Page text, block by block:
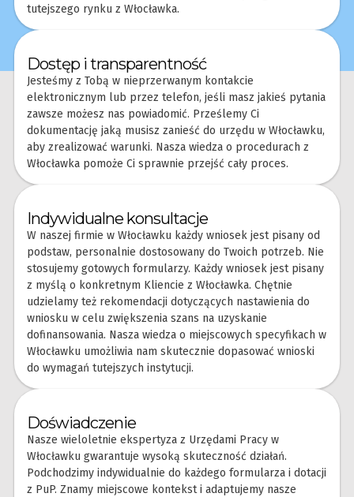
tutejszego rynku z Włocławka.
Dostęp i transparentność
Jesteśmy z Tobą w nieprzerwanym kontakcie
elektronicznym lub przez telefon, jeśli masz jakieś pytania
zawsze możesz nas powiadomić. Prześlemy Ci
dokumentację jaką musisz zanieść do urzędu w Włocławku,
aby zrealizować warunki. Nasza wiedza o procedurach z
Włocławka pomoże Ci sprawnie przejść cały proces.
Indywidualne konsultacje
W naszej firmie w Włocławku każdy wniosek jest pisany od
podstaw, personalnie dostosowany do Twoich potrzeb. Nie
stosujemy gotowych formularzy. Każdy wniosek jest pisany
z myślą o konkretnym Kliencie z Włocławka. Chętnie
udzielamy też rekomendacji dotyczących nastawienia do
wniosku w celu zwiększenia szans na uzyskanie
dofinansowania. Nasza wiedza o miejscowych specyfikach w
Włocławku umożliwia nam skutecznie dopasować wnioski
do wymagań tutejszych instytucji.
Doświadczenie
Nasze wieloletnie ekspertyza z Urzędami Pracy w
Włocławku gwarantuje wysoką skuteczność działań.
Podchodzimy indywidualnie do każdego formularza i dotacji
z PuP. Znamy miejscowe kontekst i adaptujemy nasze